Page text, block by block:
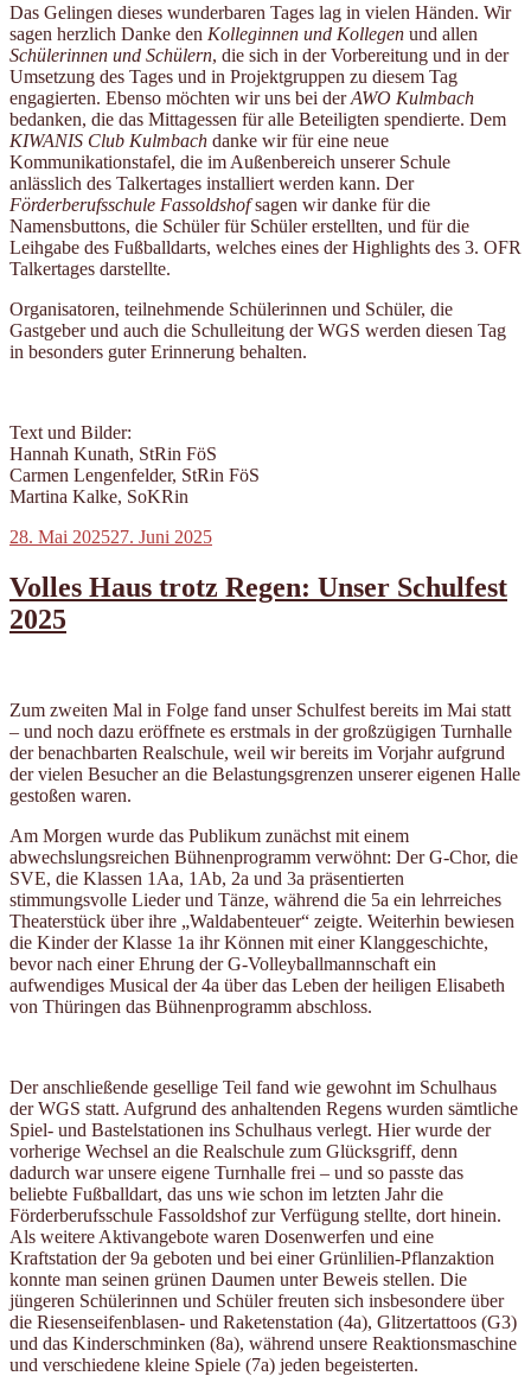
Das Gelingen dieses wunderbaren Tages lag in vielen Händen. Wir
sagen herzlich Danke den Kolleginnen und Kollegen und allen
Schülerinnen und Schülern, die sich in der Vorbereitung und in der
Umsetzung des Tages und in Projektgruppen zu diesem Tag
engagierten. Ebenso möchten wir uns bei derAWO Kulmbach
bedanken, die das Mittagessen für alle Beteiligten spendierte. Dem
KIWANIS Club Kulmbach danke wir für eine neue
Kommunikationstafel, die im Außenbereich unserer Schule
anlässlich des Talkertages installiert werden kann. Der
Förderberufsschule Fassoldshofsagen wir danke für die
Namensbuttons, die Schüler für Schüler erstellten, und für die
Leihgabe des Fußballdarts, welches eines der Highlights des 3. OFR
Talkertages darstellte.
Organisatoren, teilnehmende Schülerinnen und Schüler, die
Gastgeber und auch die Schulleitung der WGS werden diesen Tag
in besonders guter Erinnerung behalten.
Text und Bilder:
Hannah Kunath, StRin FöS
Carmen Lengenfelder, StRin FöS
Martina Kalke, SoKRin
Veröffentlicht
28. Mai 202527. Juni 2025
Volles Haus trotz Regen: Unser Schulfest
2025
Zum zweiten Mal in Folge fand unser Schulfest bereits im Mai statt
– und noch dazu eröffnete es erstmals in der großzügigen Turnhalle
der benachbarten Realschule, weil wir bereits im Vorjahr aufgrund
der vielen Besucher an die Belastungsgrenzen unserer eigenen Halle
gestoßen waren.
Am Morgen wurde das Publikum zunächst mit einem
abwechslungsreichen Bühnenprogramm verwöhnt: Der G-Chor, die
SVE, die Klassen 1Aa, 1Ab, 2a und 3a präsentierten
stimmungsvolle Lieder und Tänze, während die 5a ein lehrreiches
Theaterstück über ihre „Waldabenteuer“ zeigte. Weiterhin bewiesen
die Kinder der Klasse 1a ihr Können mit einer Klanggeschichte,
bevor nach einer Ehrung der G-Volleyballmannschaft ein
aufwendiges Musical der 4a über das Leben der heiligen Elisabeth
von Thüringen das Bühnenprogramm abschloss.
Der anschließende gesellige Teil fand wie gewohnt im Schulhaus
der WGS statt. Aufgrund des anhaltenden Regens wurden sämtliche
Spiel- und Bastelstationen ins Schulhaus verlegt. Hier wurde der
vorherige Wechsel an die Realschule zum Glücksgriff, denn
dadurch war unsere eigene Turnhalle frei – und so passte das
beliebte Fußballdart, das uns wie schon im letzten Jahr die
Förderberufsschule Fassoldshof zur Verfügung stellte, dort hinein.
Als weitere Aktivangebote waren Dosen­werfen und eine
Kraftstation der 9a geboten und bei einer Grünlilien-Pflanzaktion
konnte man seinen grünen Daumen unter Beweis stellen. Die
jüngeren Schülerinnen und Schüler freuten sich insbesondere über
die Riesenseifenblasen- und Raketenstation (4a), Glitzertattoos (G3)
und das Kinderschminken (8a), während unsere Reaktionsmaschine
und verschiedene kleine Spiele (7a) jeden begeisterten.